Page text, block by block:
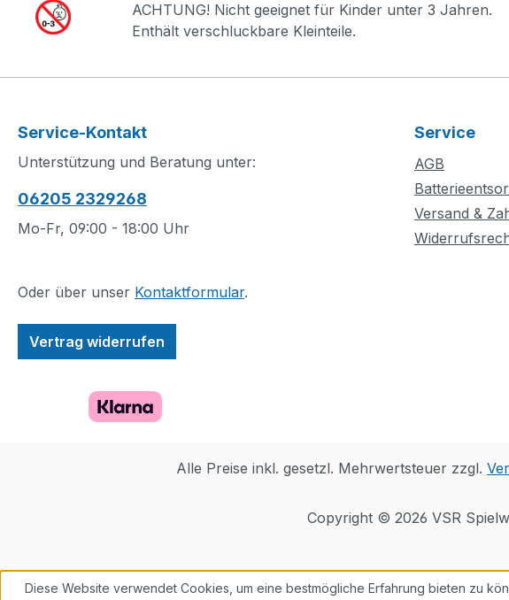
ACHTUNG! Nicht geeignet für Kinder unter 3 Jahren.
Enthält verschluckbare Kleinteile.
Service-Kontakt
Unterstützung und Beratung unter:
06205 2329268
Mo-Fr, 09:00 - 18:00 Uhr
Oder über unser Kontaktformular.
Vertrag widerrufen
Service
AGB
Versand &
Alle Preise inkl. gesetzl. Mehrwertsteuer zzgl.
Copyright © 2026 VSR
Diese Website verwendet Cookies, um eine bestmögliche Erfahrung bieten zu